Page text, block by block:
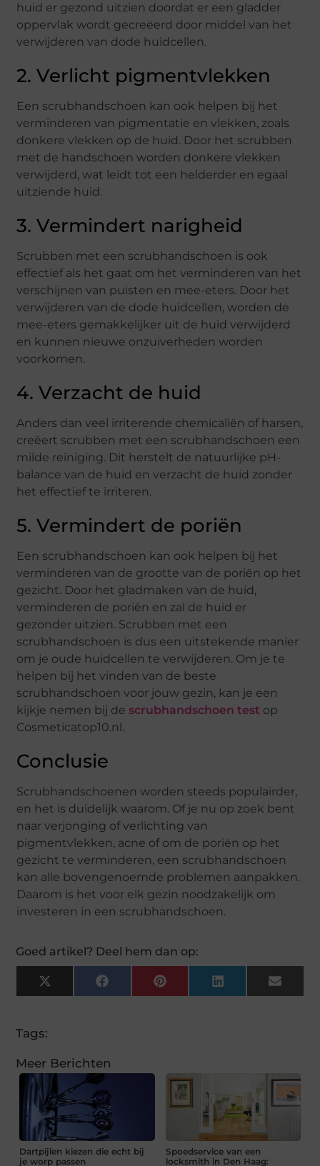
huid er gezond uitzien doordat er een gladder
oppervlak wordt gecreëerd door middel van het
verwijderen van dode huidcellen.
2. Verlicht pigmentvlekken
Een scrubhandschoen kan ook helpen bij het
verminderen van pigmentatie en vlekken, zoals
donkere vlekken op de huid. Door het scrubben
met de handschoen worden donkere vlekken
verwijderd, wat leidt tot een helderder en egaal
uitziende huid.
3. Vermindert narigheid
Scrubben met een scrubhandschoen is ook
effectief als het gaat om het verminderen van het
verschijnen van puisten en mee-eters. Door het
verwijderen van de dode huidcellen, worden de
mee-eters gemakkelijker uit de huid verwijderd
en kunnen nieuwe onzuiverheden worden
voorkomen.
4. Verzacht de huid
Anders dan veel irriterende chemicaliën of harsen,
creëert scrubben met een scrubhandschoen een
milde reiniging. Dit herstelt de natuurlijke pH-
balance van de huid en verzacht de huid zonder
het effectief te irriteren.
5. Vermindert de poriën
Een scrubhandschoen kan ook helpen bij het
verminderen van de grootte van de poriën op het
gezicht. Door het gladmaken van de huid,
verminderen de poriën en zal de huid er
gezonder uitzien. Scrubben met een
scrubhandschoen is dus een uitstekende manier
om je oude huidcellen te verwijderen. Om je te
helpen bij het vinden van de beste
scrubhandschoen voor jouw gezin, kan je een
kijkje nemen bij de scrubhandschoen test op
Cosmeticatop10.nl.
Conclusie
Scrubhandschoenen worden steeds populairder,
en het is duidelijk waarom. Of je nu op zoek bent
naar verjonging of verlichting van
pigmentvlekken, acne of om de poriën op het
gezicht te verminderen, een scrubhandschoen
kan alle bovengenoemde problemen aanpakken.
Daarom is het voor elk gezin noodzakelijk om
investeren in een scrubhandschoen.
Goed artikel? Deel hem dan op:
X
(Twitter)
FacebookPinterestLinkedInEmail
Tags:
Meer Berichten
Dartpijlen kiezen die echt bij
je worp passen
Spoedservice van een
locksmith in Den Haag: